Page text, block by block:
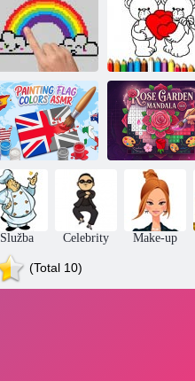
Farba pixelu
Omaľovánka na
Valentína
Omaľovánka
Ružová záhrada:
Mandala č.4
Služba Celebrity Make-up
(Total 10)